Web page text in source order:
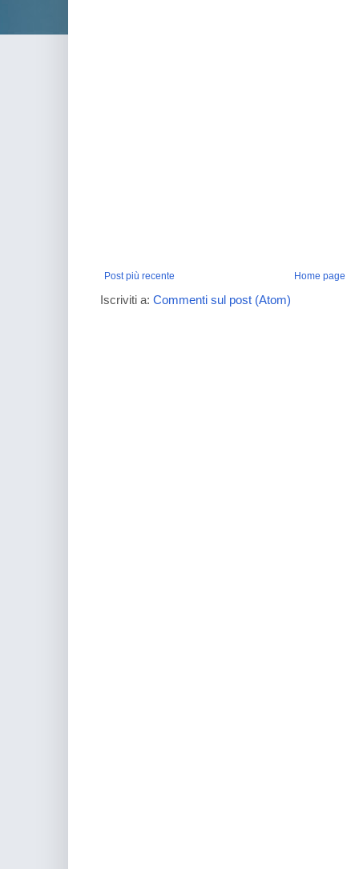
Post più recente Home page
Iscriviti a: Commenti sul post (Atom)